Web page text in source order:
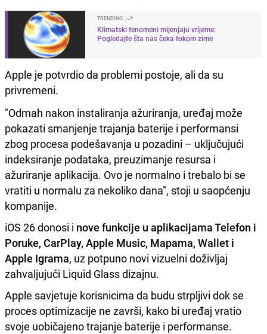
TRENDING
Klimatski fenomeni mijenjaju vrijeme:
Pogledajte šta nas čeka tokom zime
Apple je potvrdio da problemi postoje, ali da su
privremeni.
"Odmah nakon instaliranja ažuriranja, uređaj može
pokazati smanjenje trajanja baterije i performansi
zbog procesa podešavanja u pozadini – uključujući
indeksiranje podataka, preuzimanje resursa i
ažuriranje aplikacija. Ovo je normalno i trebalo bi se
vratiti u normalu za nekoliko dana", stoji u saopćenju
kompanije.
iOS 26 donosi i nove funkcije u aplikacijama Telefon i
Poruke, CarPlay, Apple Music, Mapama, Wallet i
Apple Igrama, uz potpuno novi vizuelni doživljaj
zahvaljujući Liquid Glass dizajnu.
Apple savjetuje korisnicima da budu strpljivi dok se
proces optimizacije ne završi, kako bi uređaj vratio
svoje uobičajeno trajanje baterije i performanse.